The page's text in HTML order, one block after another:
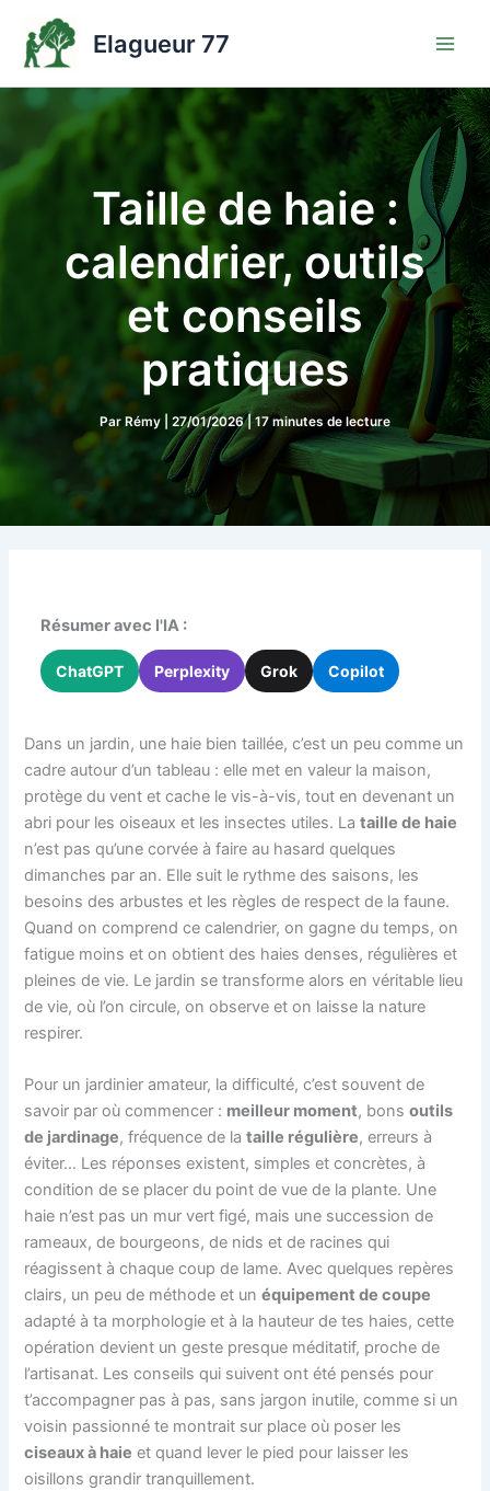
contenu
Elagueur 77
Taille de haie :
calendrier, outils
et conseils
pratiques
Par Rémy 27/01/2026|17 minutes de lecture
Résumer avec l'IA :
ChatGPT Perplexity Grok Copilot
Dans un jardin, une haie bien taillée, c’est un peu comme un
cadre autour d’un tableau : elle met en valeur la maison,
protège du vent et cache le vis-à-vis, tout en devenant un
abri pour les oiseaux et les insectes utiles. Lataille de haie
n’est pas qu’une corvée à faire au hasard quelques
dimanches par an. Elle suit le rythme des saisons, les
besoins des arbustes et les règles de respect de la faune.
Quand on comprend ce calendrier, on gagne du temps, on
fatigue moins et on obtient des haies denses, régulières et
pleines de vie. Le jardin se transforme alors en véritable lieu
de vie, où l’on circule, on observe et on laisse la nature
respirer.
Pour un jardinier amateur, la difficulté, c’est souvent de
savoir par où commencer : meilleur moment, bonsoutils
de jardinage, fréquence de lataille régulière, erreurs à
éviter… Les réponses existent, simples et concrètes, à
condition de se placer du point de vue de la plante. Une
haie n’est pas un mur vert figé, mais une succession de
rameaux, de bourgeons, de nids et de racines qui
réagissent à chaque coup de lame. Avec quelques repères
clairs, un peu de méthode et unéquipement de coupe
adapté à ta morphologie et à la hauteur de tes haies, cette
opération devient un geste presque méditatif, proche de
l’artisanat. Les conseils qui suivent ont été pensés pour
t’accompagner pas à pas, sans jargon inutile, comme si un
voisin passionné te montrait sur place où poser les
ciseaux à haie et quand lever le pied pour laisser les
oisillons grandir tranquillement.